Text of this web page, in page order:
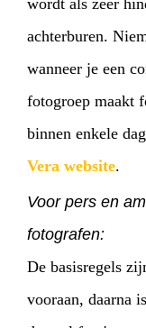
wordt als zeer
achterburen.
wanneer je een
fotogroep maakt
binnen enkele
Vera website.
Voor pers en
fotografen:
De basisregels
vooraan, daarna